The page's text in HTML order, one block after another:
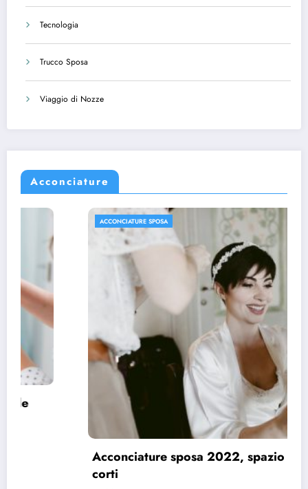
Tecnologia
Trucco Sposa
Viaggio di Nozze
Acconciature
ACCONCIATURE SPOSA
Acconciature sposa 2022, spazio ai capelli